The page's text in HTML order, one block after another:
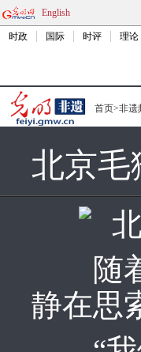
English
时政 国际 时评 理论
首页>非遗
北京毛
随着
静在思